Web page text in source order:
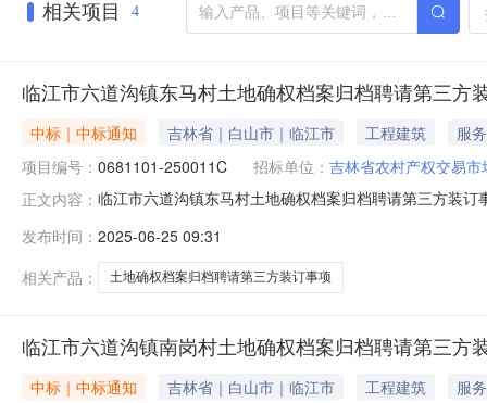
相关项目 4
临江市六道沟镇东马村土地确权档案归档聘请第三方
中标｜中标通知 吉林省｜白山市｜临江市 工程建筑
服务
项目编号： 0681101-250011C 招标单位： 吉林省农村产权交易市
正文内容： 临江市六道沟镇东马村土地确权档案归档聘请第三方装
(www.jlncjy.com)以及吉林省白山市临江市六道沟镇池南
发布时间： 2025-06-25 09:31
相关产品：
土地确权档案归档聘请第三方装订事项
临江市六道沟镇南岗村土地确权档案归档聘请第三方
中标｜中标通知 吉林省｜白山市｜临江市 工程建筑
服务